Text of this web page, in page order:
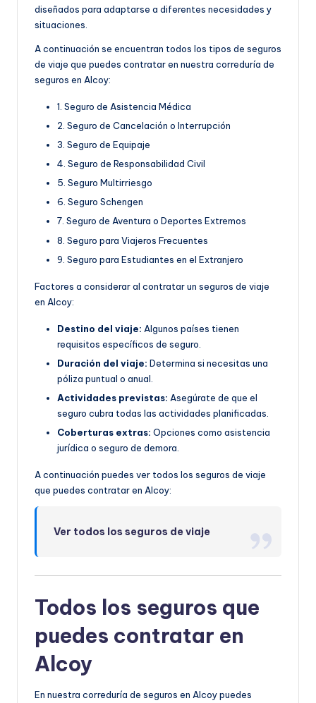
diseñados para adaptarse a diferentes necesidades y
situaciones.
A continuación se encuentran todos los tipos de seguros
de viaje que puedes contratar en nuestra correduría de
seguros en Alcoy:
1. Seguro de Asistencia Médica
2. Seguro de Cancelación o Interrupción
3. Seguro de Equipaje
4. Seguro de Responsabilidad Civil
5. Seguro Multirriesgo
6. Seguro Schengen
7. Seguro de Aventura o Deportes Extremos
8. Seguro para Viajeros Frecuentes
9. Seguro para Estudiantes en el Extranjero
Factores a considerar al contratar un seguros de viaje
en Alcoy:
Destino del viaje: Algunos países tienen
requisitos específicos de seguro.
Duración del viaje: Determina si necesitas una
póliza puntual o anual.
Actividades previstas: Asegúrate de que el
seguro cubra todas las actividades planificadas.
Coberturas extras: Opciones como asistencia
jurídica o seguro de demora.
A continuación puedes ver todos los seguros de viaje
que puedes contratar en Alcoy:
Ver todos los seguros de viaje
Todos los seguros que
puedes contratar en
Alcoy
En nuestra correduría de seguros en Alcoy puedes